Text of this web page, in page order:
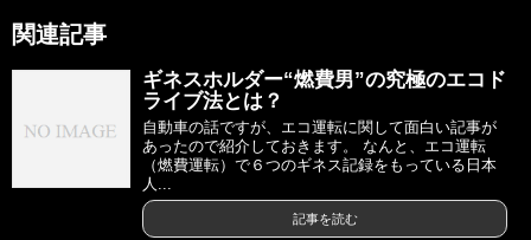
関連記事
ギネスホルダー“燃費男”の究極のエコド
ライブ法とは？
自動車の話ですが、エコ運転に関して面白い記事が
あったので紹介しておきます。 なんと、エコ運転
（燃費運転）で６つのギネス記録をもっている日本
人...
記事を読む